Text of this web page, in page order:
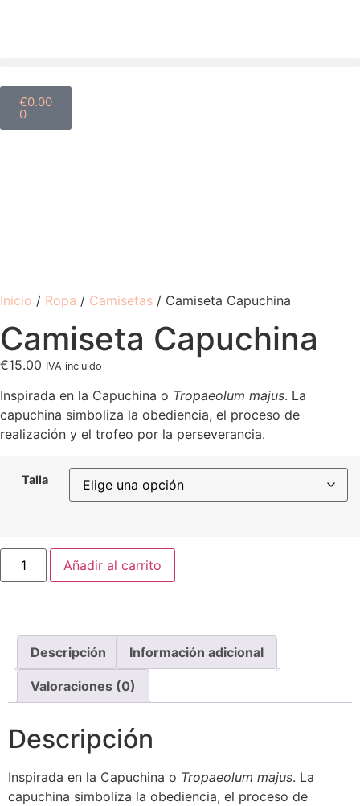
€0.00
0
Inicio / Ropa / Camisetas / Camiseta Capuchina
Camiseta Capuchina
€15.00 IVA incluido
Inspirada en la Capuchina o Tropaeolum majus. La
capuchina simboliza la obediencia, el proceso de
realización y el trofeo por la perseverancia.
Talla
Añadir al carrito
Descripción Información adicional
Valoraciones (0)
Descripción
Inspirada en la Capuchina o Tropaeolum majus. La
capuchina simboliza la obediencia, el proceso de